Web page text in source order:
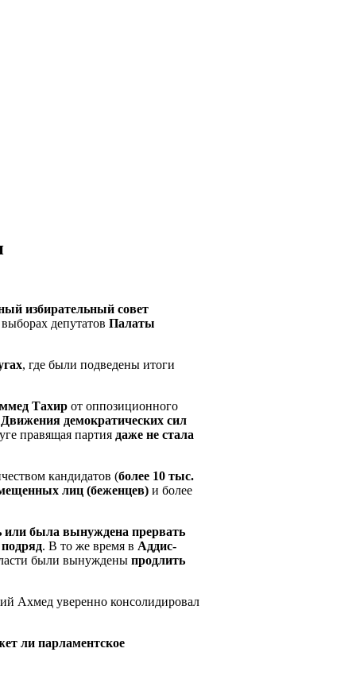
избирательный совет
депутатов Палаты
, где были подведены итоги
Тахир от оппозиционного
демократических сил
правящая партия даже не стала
кандидатов (более 10 тыс.
лиц (беженцев) и более
или была вынуждена прервать
. В то же время в Аддис-
были вынуждены продлить
Ахмед уверенно консолидировал
ли парламентское